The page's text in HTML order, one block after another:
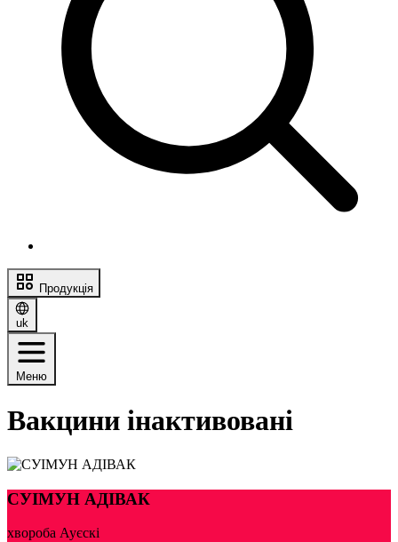
Продукція
uk
Меню
Вакцини інактивовані
СУІМУН АДІВАК
хвороба Ауєскі